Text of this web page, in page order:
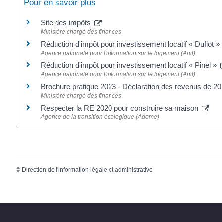
Pour en savoir plus
Site des impôts
Ministère chargé des finances
Réduction d'impôt pour investissement locatif « Duflot »
Agence nationale pour l'information sur le logement (Anil)
Réduction d'impôt pour investissement locatif « Pinel »
Agence nationale pour l'information sur le logement (Anil)
Brochure pratique 2023 - Déclaration des revenus de
Ministère chargé des finances
Respecter la RE 2020 pour construire sa maison
Agence de la transition écologique (Ademe)
© Direction de l'information légale et administrative